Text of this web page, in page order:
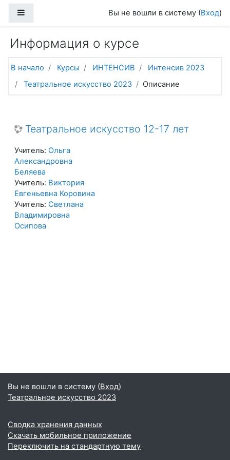
Вы не вошли в систему (Вход)
Информация о курсе
В начало Курсы ИНТЕНСИВ
Интенсив 2023
Театральное искусство 2023
Описание
Театральное искусство 12-17 лет
Учитель: Ольга
Александровна
Беляева
Учитель: Виктория
Евгеньевна Коровина
Учитель: Светлана
Владимировна
Осипова
Вы не вошли в систему (Вход)
Театральное искусство 2023
Сводка хранения данных
Скачать мобильное приложение
Переключить на стандартную тему